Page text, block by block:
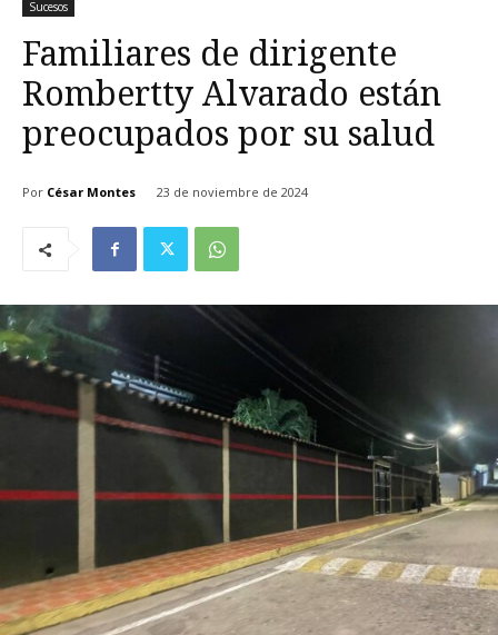
Sucesos
Familiares de dirigente
Rombertty Alvarado están
preocupados por su salud
Por César Montes 23 de noviembre de 2024